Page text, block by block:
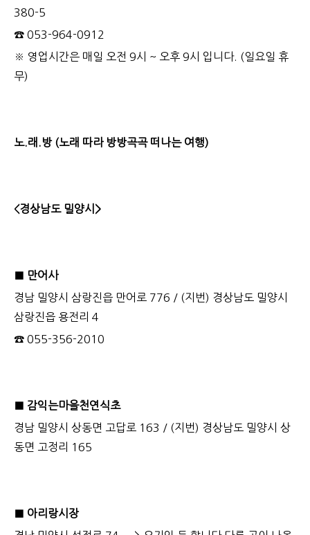
380-5
☎ 053-964-0912
※ 영업시간은 매일 오전 9시 ~ 오후 9시 입니다. (일요일 휴
무)
노.래.방 (노래 따라 방방곡곡 떠나는 여행)
<경상남도 밀양시>
■ 만어사
경남 밀양시 삼랑진읍 만어로 776 / (지번) 경상남도 밀양시
삼랑진읍 용전리 4
☎ 055-356-2010
■ 감익는마을천연식초
경남 밀양시 상동면 고답로 163 / (지번) 경상남도 밀양시 상
동면 고정리 165
■ 아리랑시장